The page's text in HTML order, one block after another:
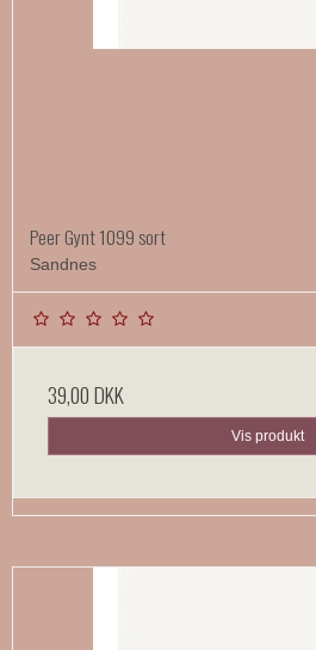
Peer Gynt 1099 sort
Sandnes
39,00 DKK
Vis produkt